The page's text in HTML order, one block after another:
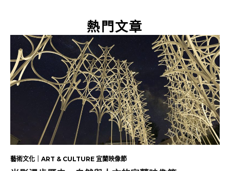
熱門文章
藝術文化｜ART & CULTURE 宜蘭映像節